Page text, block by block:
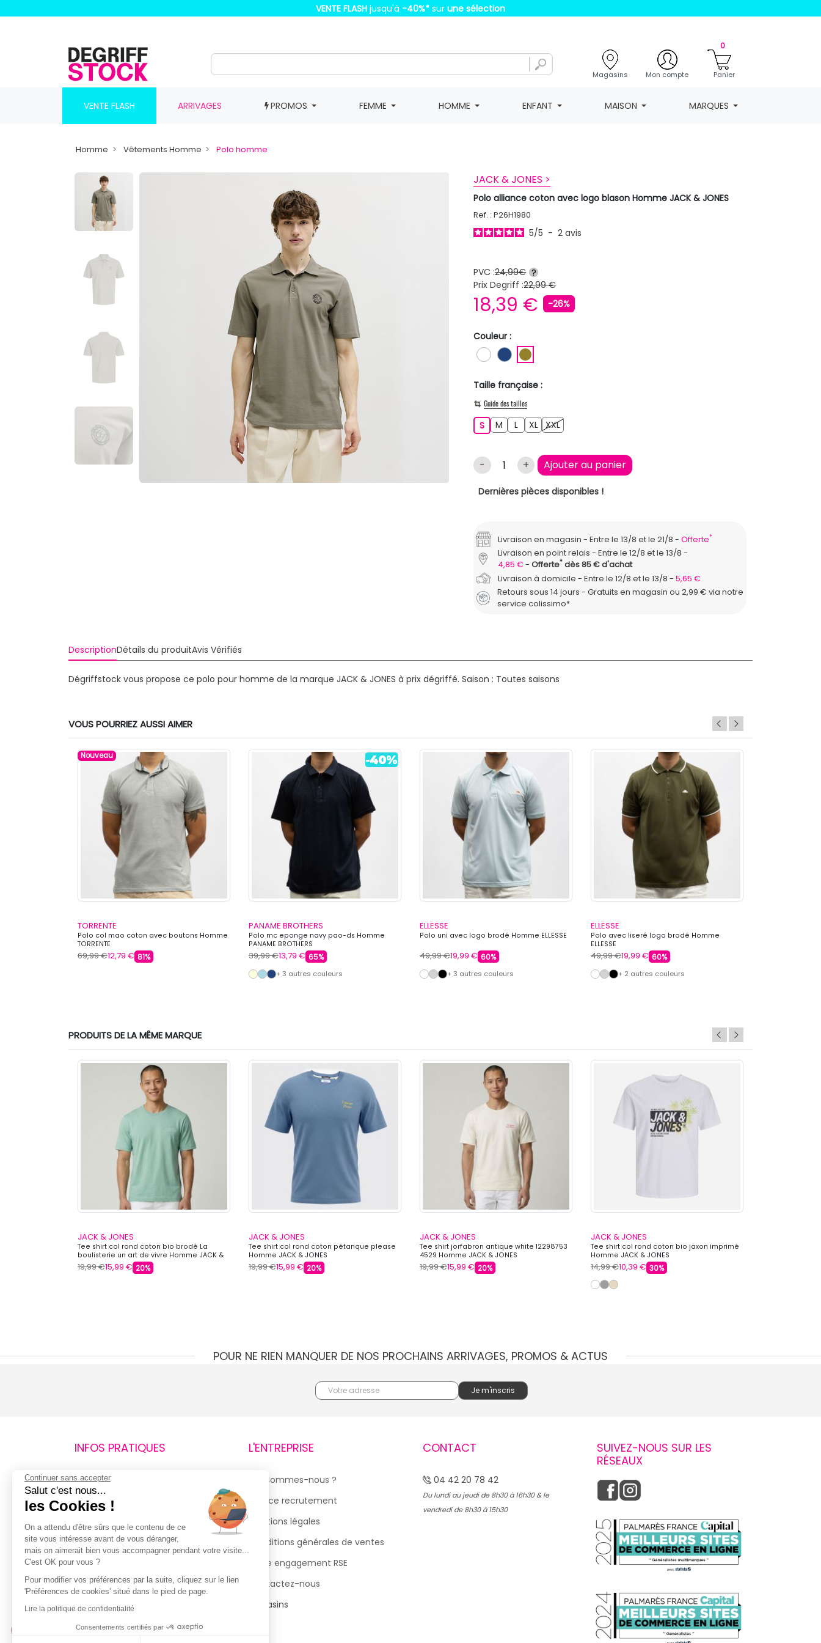
VENTE FLASH jusqu'à -40%* sur une sélection
Magasins Mon compte
0
Panier
VENTE FLASH ARRIVAGES PROMOS FEMME HOMME ENFANT MAISON MARQUES
Homme Vêtements Homme Polo homme
JACK & JONES >
Polo alliance coton avec logo blason Homme JACK & JONES
Ref. : P26H1980
5/5 - 2avis
PVC :24,99€ ?
Prix Degriff :22,99 €
18,39 € -26%
Couleur :
BLANCBLEU FONCE
Taille française :
Guide des tailles
SS M LL XLXLXXLXXL
- + Ajouter au panier
Dernières pièces disponibles !
Livraison en magasin Entre le 13/8 et le 21/8 Offerte*
Livraison en point relais
Entre le 12/8 et le 13/8
4,85 €
Offerte*dès 85 € d'achat
Livraison à domicile
Entre le 12/8 et le 13/8
5,65 €
Retours sous 14 jours - Gratuits en magasin ou 2,99 € via notre
service colissimo*
DescriptionDétails du produitAvis Vérifiés
Dégriffstock vous propose ce polo pour homme de la marque JACK & JONES à prix dégriffé. Saison : Toutes saisons
VOUS POURRIEZ AUSSI AIMER
Nouveau
TORRENTE
Polo col mao coton avec boutons Homme
TORRENTE
69,99 €12,79 € 81%
PANAME BROTHERS
Polo mc eponge navy pao-ds Homme
PANAME BROTHERS
39,99 €13,79 € 65%
+ 3 autres couleurs
ELLESSE
Polo uni avec logo brodé Homme ELLESSE
49,99 €19,99 € 60%
+ 3 autres couleurs
ELLESSE
Polo avec liseré logo brodé Homme
ELLESSE
49,99 €19,99 € 60%
+ 2 autres couleurs
PRODUITS DE LA MÊME MARQUE
JACK & JONES
Tee shirt col rond coton bio brodé La
boulisterie un art de vivre Homme JACK &
JONES
19,99 €15,99 € 20%
JACK & JONES
Tee shirt col rond coton pétanque please
Homme JACK & JONES
19,99 €15,99 € 20%
JACK & JONES
Tee shirt jorfabron antique white 12298753
4529 Homme JACK & JONES
19,99 €15,99 € 20%
JACK & JONES
Tee shirt col rond coton bio jaxon imprimé
Homme JACK & JONES
14,99 €10,39 € 30%
POUR NE RIEN MANQUER DE NOS PROCHAINS ARRIVAGES, PROMOS & ACTUS
INFOS PRATIQUES
Retours et remboursements
Suivi de commande
Livraisons
Guide des tailles
Politique de confidentialité
Conditions générales d’utilisation
de la Carte de Fidélité
L'ENTREPRISE
Qui sommes-nous ?
Espace recrutement
Mentions légales
Conditions générales de ventes
Notre engagement RSE
Contactez-nous
Magasins
CONTACT
04 42 20 78 42
Du lundi au jeudi de 8h30 à 16h30 & le
vendredi de 8h30 à 15h30
SUIVEZ-NOUS SUR LES
RÉSEAUX
Continuer sans accepter
Salut c'est nous...
les Cookies !
On a attendu d'être sûrs que le contenu de ce
site vous intéresse avant de vous déranger,
mais on aimerait bien vous accompagner pendant votre visite...
C'est OK pour vous ?
Pour modifier vos préférences par la suite, cliquez sur le lien
'Préférences de cookies' situé dans le pied de page.
Lire la politique de confidentialité
Consentements certifiés par